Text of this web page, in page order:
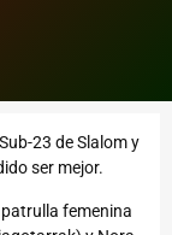
23 de Slalom y
ser mejor.
femenina